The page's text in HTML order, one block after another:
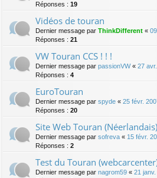
Réponses : 19
Vidéos de touran
Dernier message par ThinkDifferent «
Réponses : 21
VW Touran CCS ! ! !
Dernier message par passionVW« 27
Réponses : 4
EuroTouran
Dernier message par spyde « 25 févr.
Réponses : 20
Site Web Touran (Néerlandais)
Dernier message par sofreva « 15 févr.
Réponses : 2
Test du Touran
Dernier message par nagrom59 « 21